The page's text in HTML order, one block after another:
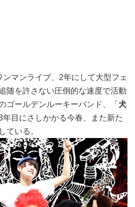
マンライブ、2年にして大型フェ
随を許さない圧倒的な速度で活動
ゴールデンルーキーバンド、「 犬
年目にさしかかる今春、また新た
ている。